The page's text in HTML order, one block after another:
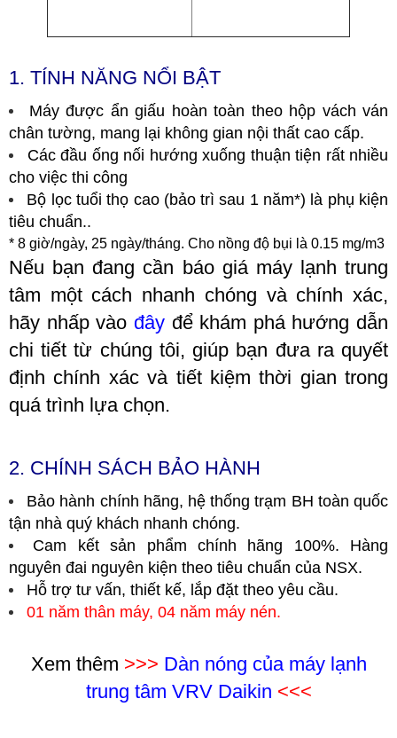
1. TÍNH NĂNG NỔI BẬT
Máy được ẩn giấu hoàn toàn theo hộp vách ván
chân tường, mang lại không gian nội thất cao cấp.
Các đầu ống nối hướng xuống thuận tiện rất nhiều
cho việc thi công
Bộ lọc tuổi thọ cao (bảo trì sau 1 năm*) là phụ kiện
tiêu chuẩn..
* 8 giờ/ngày, 25 ngày/tháng. Cho nồng độ bụi là 0.15 mg/m3
Nếu bạn đang cần báo giá máy lạnh trung
tâm một cách nhanh chóng và chính xác,
hãy nhấp vào đâyđể khám phá hướng dẫn
chi tiết từ chúng tôi, giúp bạn đưa ra quyết
định chính xác và tiết kiệm thời gian trong
quá trình lựa chọn.
2. CHÍNH SÁCH BẢO HÀNH
Bảo hành chính hãng, hệ thống trạm BH toàn quốc
tận nhà quý khách nhanh chóng.
Cam kết sản phẩm chính hãng 100%. Hàng
nguyên đai nguyên kiện theo tiêu chuẩn của NSX.
Hỗ trợ tư vấn, thiết kế, lắp đặt theo yêu cầu.
01 năm thân máy, 04 năm máy nén.
Xem thêm >>> Dàn nóng của máy lạnh
trung tâm VRV Daikin <<<